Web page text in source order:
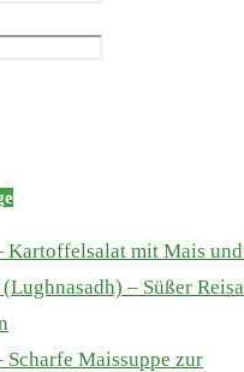
Kartoffelsalat mit Mais
(Lughnasadh) – Süßer
Scharfe Maissuppe zur